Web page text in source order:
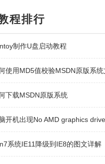
程排行
制作U盘启动教程
使用MD5值校验MSDN原版系统
下载MSDN原版系统
开机出现No AMD graphics driver is
系统IE11降级到IE8的图文详解